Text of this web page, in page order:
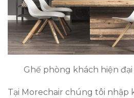
Ghế phòng khách hiện
Tại Morechair chúng tôi nhập